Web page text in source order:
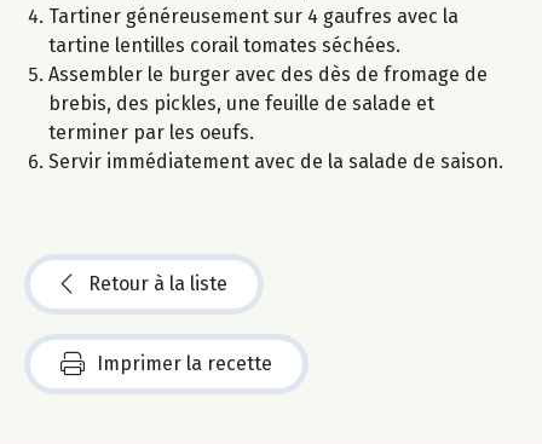
Tartiner généreusement sur 4 gaufres avec la
tartine lentilles corail tomates séchées.
Assembler le burger avec des dès de fromage de
brebis, des pickles, une feuille de salade et
terminer par les oeufs.
Servir immédiatement avec de la salade de saison.
Retour à la liste
Imprimer la recette